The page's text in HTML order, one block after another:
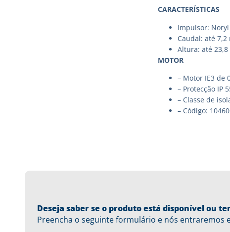
CARACTERÍSTICAS
Impulsor: Noryl
Caudal: até 7,2
Altura: até 23,8
MOTOR
– Motor IE3 de
– Protecção IP
– Classe de
– Código:
Deseja saber se o produto está disponível ou
Preencha o seguinte formulário e nós entraremos